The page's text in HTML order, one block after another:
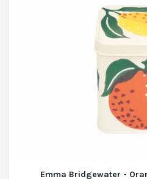
Emma Bridgewater -